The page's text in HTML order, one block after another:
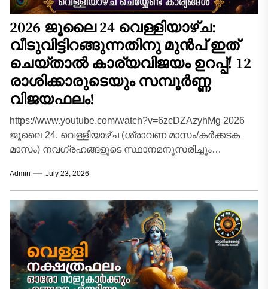
2026 ജൂലൈ 24 വെള്ളിയാഴ്ച:
വീടുവിട്ടിറങ്ങുന്നതിനു മുൻപ് ഇത്
ചെയ്താൽ കാര്യവിജയം ഉറപ്പ്! 12
രാശിക്കാരുടെയും സമ്പൂർണ്ണ
വിജയഫലം!
https://www.youtube.com/watch?v=6zcDZAzyhMg 2026
ജൂലൈ 24, വെള്ളിയാഴ്ച (ശ്രാവണ മാസം/കർക്കടക
മാസം) നവഗ്രഹങ്ങളുടെ സ്ഥാനമനുസരിച്ചും
രാശിക്കാർക്കും (അതുമായി ബന്ധപ്പെട്ട 27
ജന്മനക്ഷത്രങ്ങൾ ഉൾപ്പെടെ)...
Admin July 23, 2026